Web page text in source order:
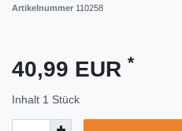
Artikelnummer 110258
40,99 EUR *
Inhalt 1 Stück